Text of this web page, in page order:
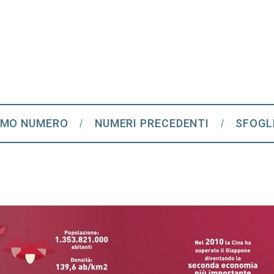
NUMERO NUMERI PRECEDENTI